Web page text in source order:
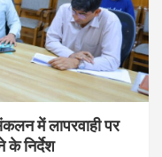
में लापरवाही पर
के निर्देश